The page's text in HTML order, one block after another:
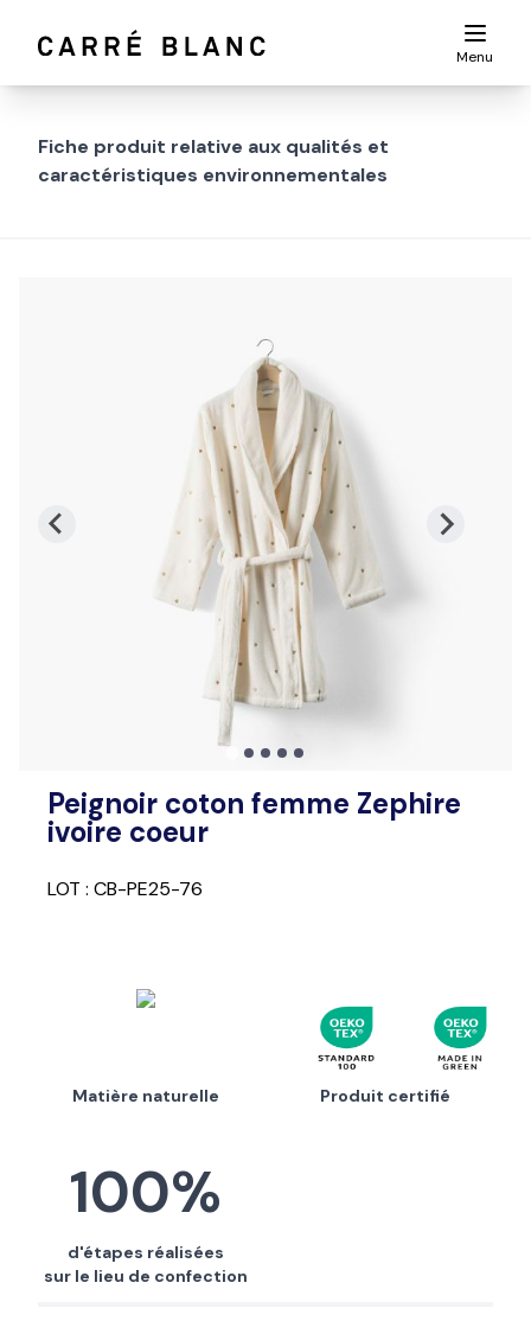
Menu
Fiche produit relative aux qualités et
caractéristiques environnementales
Peignoir coton femme Zephire
ivoire coeur
LOT : CB-PE25-76
Matière naturelle Produit certifié
100%
d'étapes réalisées
sur le lieu de confection